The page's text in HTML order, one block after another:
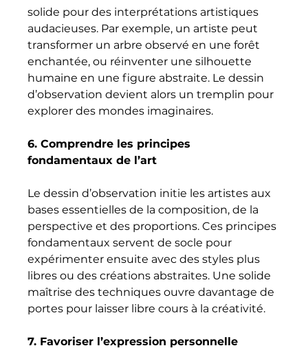
solide pour des interprétations artistiques
audacieuses. Par exemple, un artiste peut
transformer un arbre observé en une forêt
enchantée, ou réinventer une silhouette
humaine en une figure abstraite. Le dessin
d’observation devient alors un tremplin pour
explorer des mondes imaginaires.
6. Comprendre les principes
fondamentaux de l’art
Le dessin d’observation initie les artistes aux
bases essentielles de la composition, de la
perspective et des proportions. Ces principes
fondamentaux servent de socle pour
expérimenter ensuite avec des styles plus
libres ou des créations abstraites. Une solide
maîtrise des techniques ouvre davantage de
portes pour laisser libre cours à la créativité.
7. Favoriser l’expression personnelle